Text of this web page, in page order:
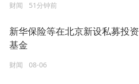
财闻 51分钟前
新华保险等在北京新设私募投资
基金
财闻 08-06